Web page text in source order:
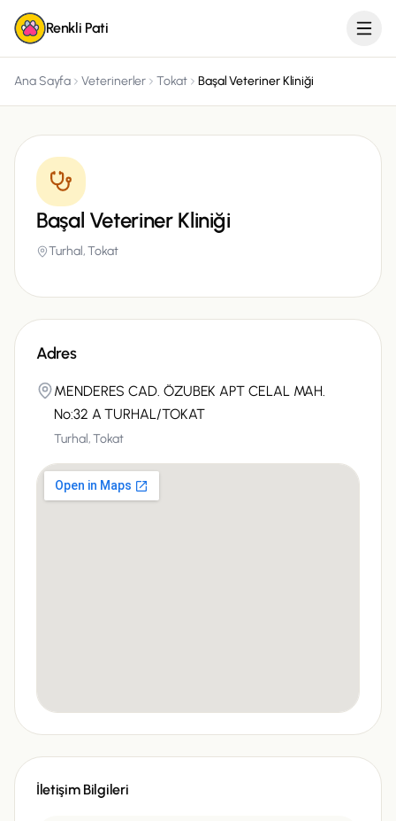
Renkli Pati
Ana Sayfa Veterinerler Tokat Başal Veteriner Kliniği
Başal Veteriner Kliniği
Turhal,Tokat
Adres
MENDERES CAD. ÖZUBEK APT CELAL MAH.
No:32 A TURHAL/TOKAT
Turhal,Tokat
İletişim Bilgileri